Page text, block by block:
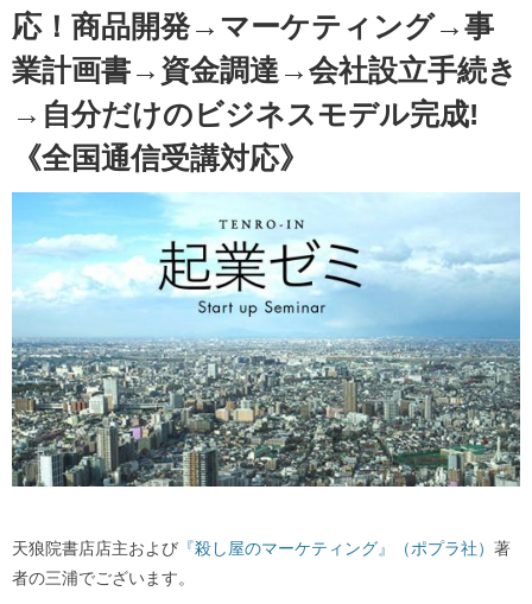
応！商品開発→マーケティング→事
業計画書→資金調達→会社設立手続き
→自分だけのビジネスモデル完成!
《全国通信受講対応》
天狼院書店店主および 『殺し屋のマーケティング』（ポプラ社） 著
者の三浦でございます。